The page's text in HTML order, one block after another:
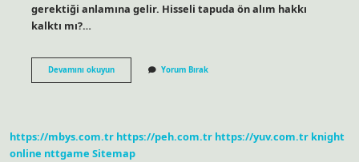
gerektiği anlamına gelir. Hisseli tapuda ön alım hakkı
kalktı mı?…
Devamını okuyunTapuda
Ön
Yorum Bırak
https://mbys.com.tr https://peh.com.tr https://yuv.com.tr knight
online nttgame Sitemap